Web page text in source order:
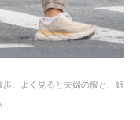
。よく見ると夫婦の服と、娘